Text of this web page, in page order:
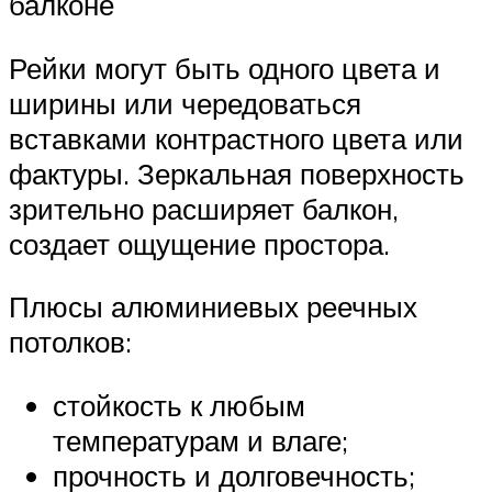
Рейки могут быть одного цвета и
ширины или чередоваться
вставками контрастного цвета или
фактуры. Зеркальная поверхность
зрительно расширяет балкон,
создает ощущение простора.
Плюсы алюминиевых реечных
потолков:
стойкость к любым
температурам и влаге;
прочность и долговечность;